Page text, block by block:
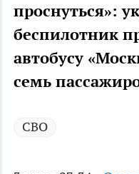
проснуться»:
беспилотник
автобусу
семь
СВО